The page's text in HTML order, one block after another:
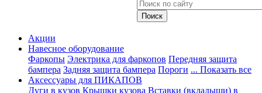
Акции
Навесное оборудование
Фаркопы Электрика для фаркопов Передняя защита
бампера Задняя защита бампера Пороги ... Показать все
Аксессуары для ПИКАПОВ
Дуги в кузов Крышки кузова Вставки (вкладыши) в